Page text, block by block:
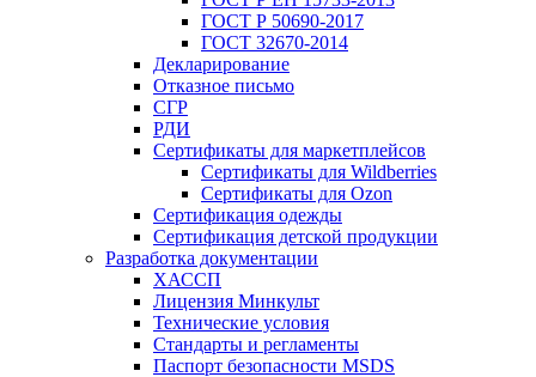
ГОСТ Р 50690-2017
ГОСТ 32670-2014
Декларирование
Отказное письмо
СГР
РДИ
Сертификаты для маркетплейсов
Сертификаты для Wildberries
Сертификаты для Ozon
Сертификация одежды
Сертификация детской продукции
Разработка документации
ХАССП
Лицензия Минкульт
Технические условия
Стандарты и регламенты
Паспорт безопасности MSDS